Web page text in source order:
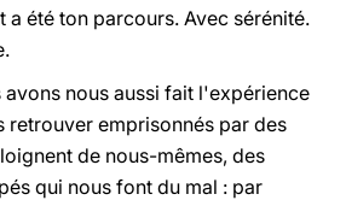
a été ton parcours. Avec sérénité.
avons nous aussi fait l'expérience
retrouver emprisonnés par des
de nous-mêmes, des
qui nous font du mal : par